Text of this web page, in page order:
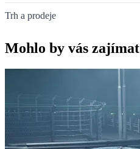
Trh a prodeje
Mohlo by vás zajímat